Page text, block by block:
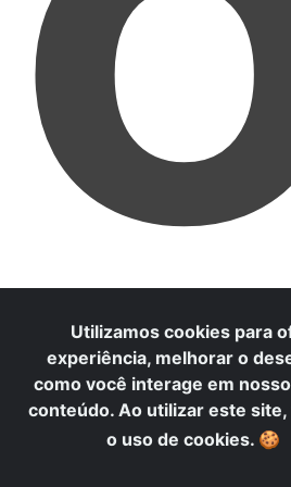
Utilizamos cookies para
experiência, melhorar o
como você interage em
conteúdo. Ao utilizar este
o uso de cookies. 🍪